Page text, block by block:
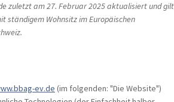
zuletzt am 27. Februar 2025 aktualisiert und gilt
ständigem Wohnsitz im Europäischen
ev.de (im folgenden: "Die Website")